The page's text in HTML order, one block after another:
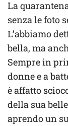
La
senza le foto
L’abbiamo
bella, ma
Sempre in
donne e a
è affatto
della sua
aprendo un